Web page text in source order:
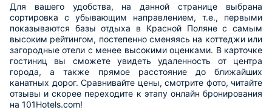
Для вашего удобства, на данной странице выбрана
сортировка с убывающим направлением, т.е., первыми
показываются базы отдыха в Красной Поляне с самым
высоким рейтингом, постепенно сменяясь на коттеджи или
загородные отели с менее высокими оценками. В карточке
гостиниц вы сможете увидеть удаленность от центра
города, а также прямое расстояние до ближайших
канатных дорог. Сравнивайте цены, смотрите фото, читайте
отзывы и скорее переходите к этапу онлайн бронирования
на 101Hotels.com!